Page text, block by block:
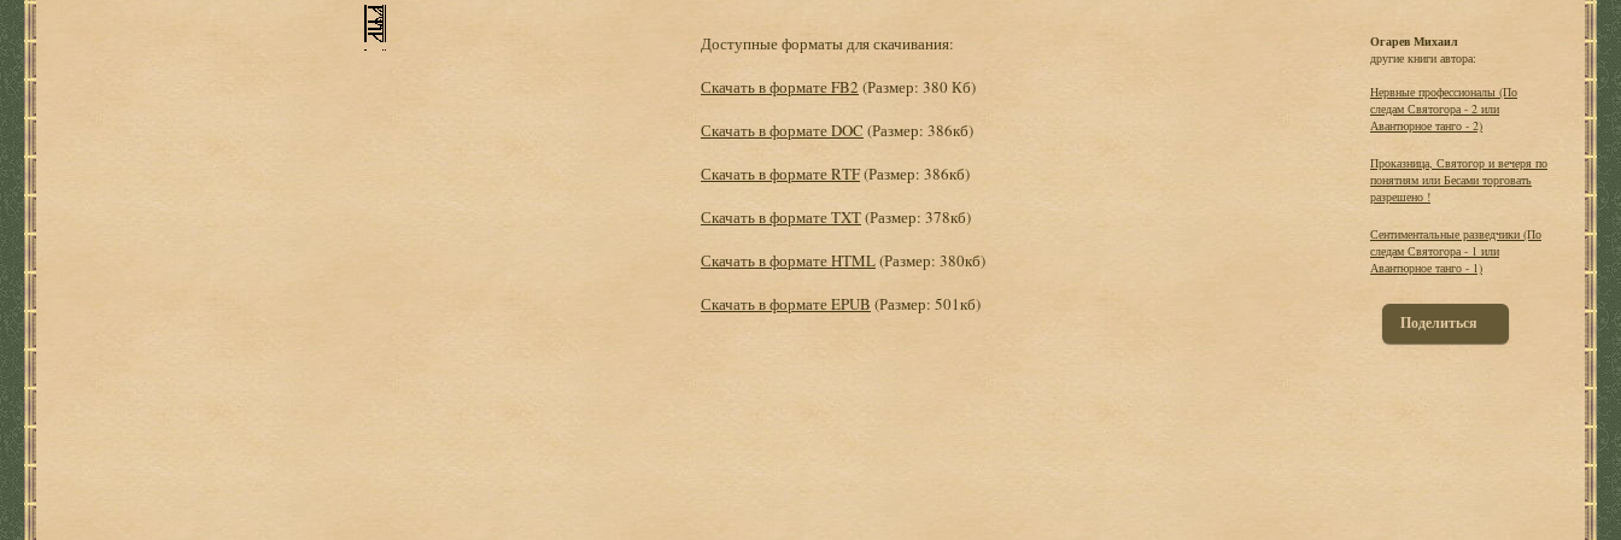
Доступные форматы для скачивания:
Скачать в формате FB2 (Размер: 380 Кб)
Скачать в формате DOC (Размер: 386кб)
Скачать в формате RTF(Размер: 386кб)
Скачать в формате TXT(Размер: 378кб)
Скачать в формате HTML(Размер: 380кб)
Скачать в формате EPUB (Размер: 501кб)
Огарев Михаил
другие книги автора:
Нервные профессионалы (По
следам Святогора - 2 или
Авантюрное танго - 2)
Проказница, Святогор и вечеря по
понятиям или Бесами торговать
разрешено !
Сентиментальные разведчики (По
следам Святогора - 1 или
Авантюрное танго - 1)
Поделиться